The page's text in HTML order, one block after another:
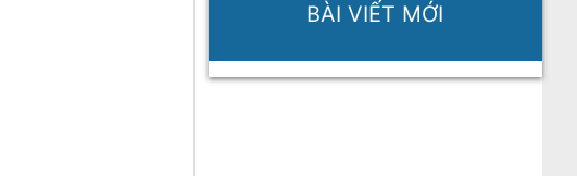
BÀI VIẾT MỚI